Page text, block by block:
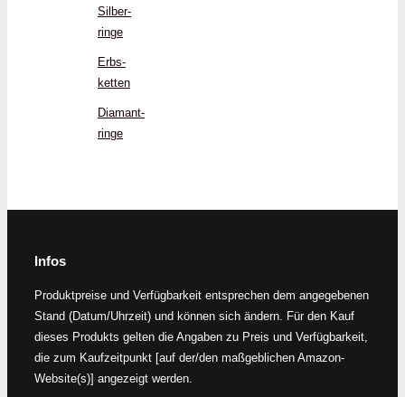
Silber­
ringe
Erbs­
ketten
Diamant­
ringe
Infos
Produktpreise und Verfügbarkeit entsprechen dem angegebenen
Stand (Datum/Uhrzeit) und können sich ändern. Für den Kauf
dieses Produkts gelten die Angaben zu Preis und Verfügbarkeit,
die zum Kaufzeitpunkt [auf der/den maßgeblichen Amazon-
Website(s)] angezeigt werden.